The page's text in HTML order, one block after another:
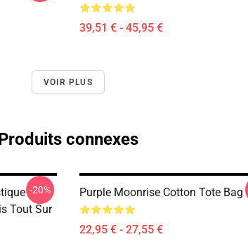
39,51 € - 45,95 €
VOIR PLUS
connexes
Tout Sur
-20% Purple Moonrise Cotton Tote Bag
22,95 € - 27,55 €